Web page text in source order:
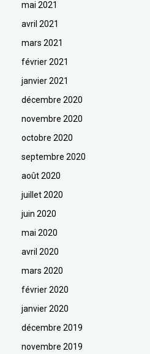
mai 2021
avril 2021
mars 2021
février 2021
janvier 2021
décembre 2020
novembre 2020
octobre 2020
septembre 2020
août 2020
juillet 2020
juin 2020
mai 2020
avril 2020
mars 2020
février 2020
janvier 2020
décembre 2019
novembre 2019